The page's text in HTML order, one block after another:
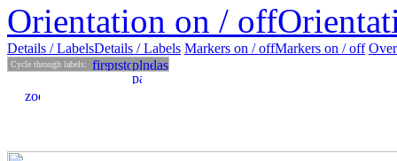
Orientation on / off
Details / LabelsDetails /Labels Markers on /offMarkers on / off
Cycle through labels: